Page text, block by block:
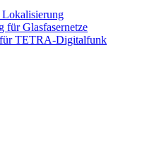
Glasfasernetze
TETRA-Digitalfunk